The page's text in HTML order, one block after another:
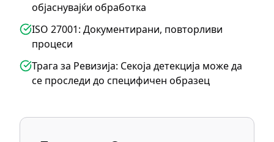
објаснувајќи обработка
ISO 27001: Документирани, повторливи
процеси
Трага за Ревизија: Секоја детекција може да
се проследи до специфичен образец